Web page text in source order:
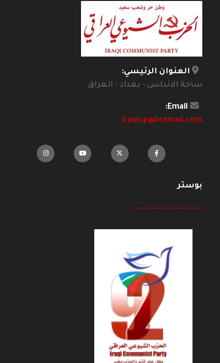
العنوان الرئيسي:
ساحة الاندلس - بغداد - العراق
Email:
iraqicp@hotmail.com
بوستر
--------------------